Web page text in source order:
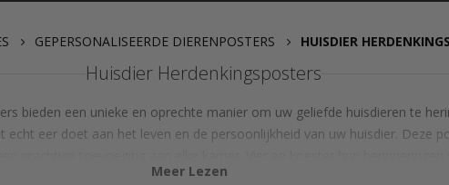
GEPERSONALISEERDE DIERENPOSTERS HUISDIER
Huisdier Herdenkingsposters
bieden een unieke en oprechte manier om uw geliefde huisdieren te
eer doet aan het leven en de persoonlijkheid van uw huisdier. Deze
Meer Lezen